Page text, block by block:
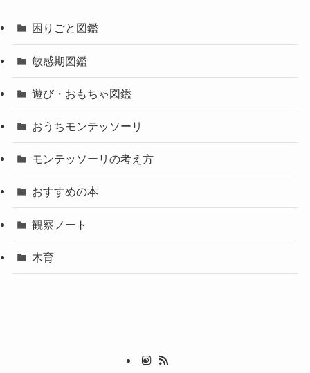
困りごと図鑑
敏感期図鑑
遊び・おもちゃ図鑑
おうちモンテッソーリ
モンテッソーリの考え方
おすすめの本
観察ノート
木育